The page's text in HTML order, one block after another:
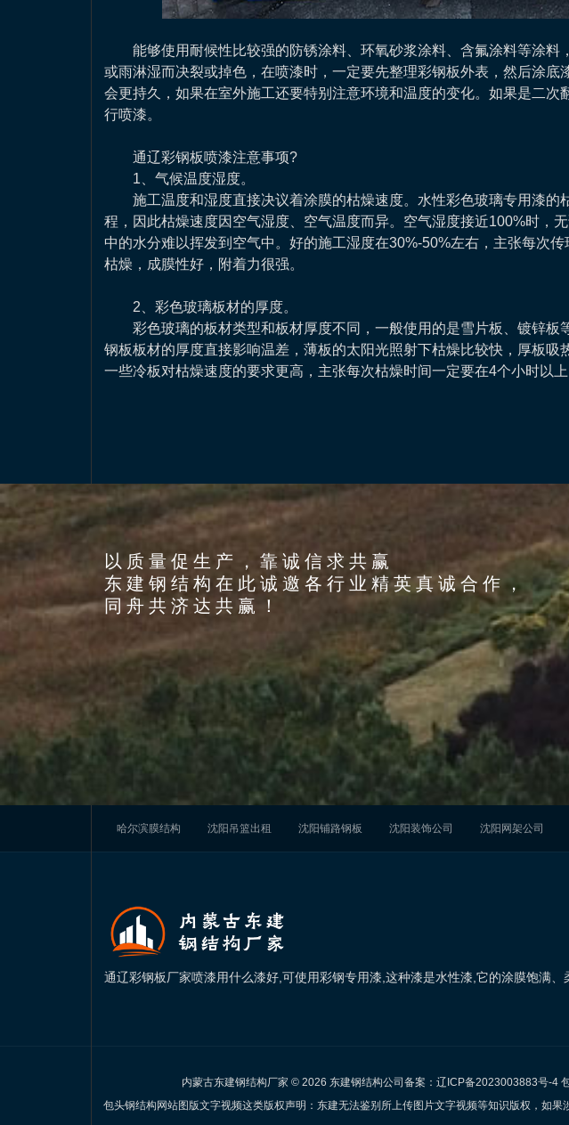
能够使用耐候性比较强的防锈涂料、环氧砂浆涂料、含氟涂料等涂料
或雨淋湿而决裂或掉色，在喷漆时，一定要先整理彩钢板外表，然后涂底
会更持久，如果在室外施工还要特别注意环境和温度的变化。如果是二次
行喷漆。
通辽彩钢板喷漆注意事项?
1、气候温度湿度。
施工温度和湿度直接决议着涂膜的枯燥速度。水性彩色玻璃专用漆的
程，因此枯燥速度因空气湿度、空气温度而异。空气湿度接近100%时，
中的水分难以挥发到空气中。好的施工湿度在30%-50%左右，主张每次
枯燥，成膜性好，附着力很强。
2、彩色玻璃板材的厚度。
彩色玻璃的板材类型和板材厚度不同，一般使用的是雪片板、镀锌板
钢板板材的厚度直接影响温差，薄板的太阳光照射下枯燥比较快，厚板吸
一些冷板对枯燥速度的要求更高，主张每次枯燥时间一定要在4个小时以
以质量促生产，靠诚信求共赢
东建钢结构在此诚邀各行业精英真诚合作，
同舟共济达共赢！
围绕可持续发展路线,努力构建节能、低碳、环
保、绿色的环保新常态，实现企业与自然的和谐共
Energy saving and environmental protection
力争做到清洁生产、发展循
服务，为您解决后顾之忧，
贴心售后服务
After-sales service
哈尔滨膜结构 沈阳吊篮出租 沈阳铺路钢板 沈阳装饰公司 沈阳网架公司
通辽彩钢板厂家喷漆用什么漆好,可使用彩钢专用漆,这种漆是水性漆,它的涂膜饱满、
内蒙古东建钢结构厂家 © 2026 东建钢结构公司备案： 辽ICP备2023003883号-4
包头钢结构网站图版文字视频这类版权声明：东建无法鉴别所上传图片文字视频等知识版权，如